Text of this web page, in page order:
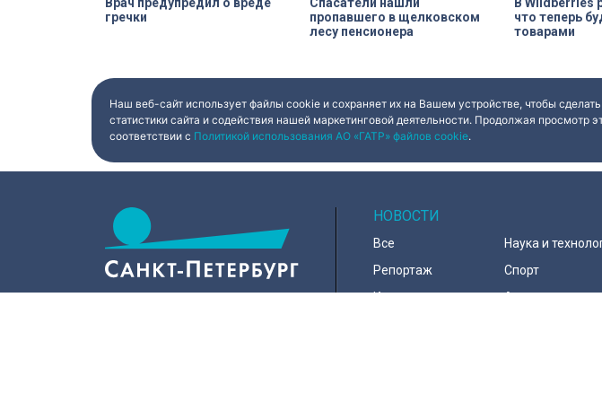
Врач предупредил о вреде
гречки
Спасатели нашли
пропавшего в щелковском
лесу пенсионера
В Wildberries
что теперь
товарами
Наш веб-сайт использует файлы cookie и сохраняет их на Вашем устройстве, чтобы
статистики сайта и содействия нашей маркетинговой деятельности. Продолжая просмотр
соответствии с Политикой использования АО «ГАТР» файлов cookie.
НОВОСТИ
Все
Репортаж
Коронавирус
Наука и
Спорт
Армия